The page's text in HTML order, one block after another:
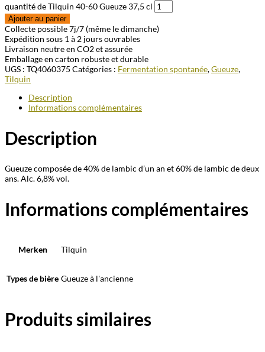
quantité de Tilquin 40-60 Gueuze 37,5 cl
Ajouter au panier
Collecte possible 7j/7 (même le dimanche)
Expédition sous 1 à 2 jours ouvrables
Livraison neutre en CO2 et assurée
Emballage en carton robuste et durable
UGS : TQ4060375 Catégories : Fermentation spontanée,Gueuze,
Tilquin
Description
Informations complémentaires
Description
Gueuze composée de 40% de lambic d’un an et 60% de lambic de deux
ans. Alc. 6,8% vol.
Informations complémentaires
Merken Tilquin
Types de bière Gueuze à l'ancienne
Produits similaires